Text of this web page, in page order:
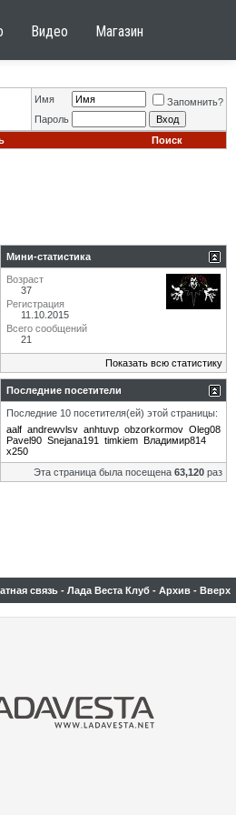
Видео Магазин
Имя
Запомнить?
Пароль
Поиск
Мини-статистика
Возраст
37
Регистрация
11.10.2015
Всего сообщений
21
Показать всю статистику
Последние посетители
Последние 10 посетителя(ей) этой страницы:
aalf andrewvlsv anhtuvp obzorkormov Oleg08
Pavel90 Snejana191 timkiem Владимир814
х250
Эта страница была посещена 63,120 раз
связь - Лада Веста Клуб - Архив - Вверх